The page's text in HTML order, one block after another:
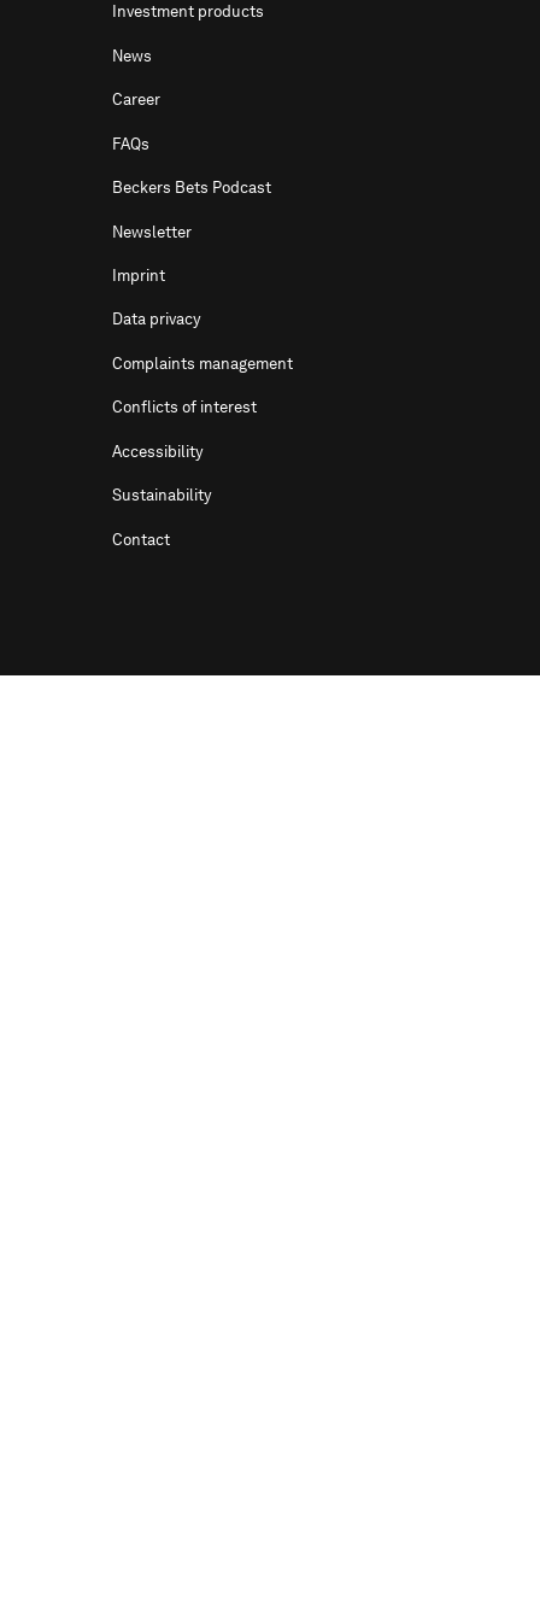
Investment products
News
Career
FAQs
Beckers Bets Podcast
Newsletter
Imprint
Data privacy
Complaints management
Conflicts of interest
Accessibility
Sustainability
Contact